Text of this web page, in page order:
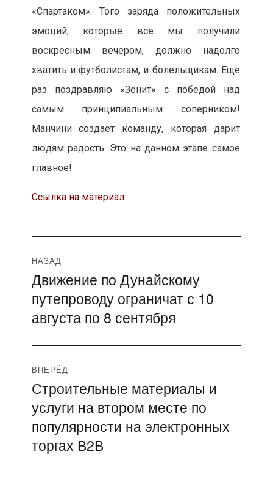
«Спартаком». Того заряда положительных
эмоций, которые все мы получили
воскресным вечером, должно надолго
хватить и футболистам, и болельщикам. Еще
раз поздравляю «Зенит» с победой над
самым принципиальным соперником!
Манчини создает команду, которая дарит
людям радость. Это на данном этапе самое
главное!
Ссылка на материал
Навигация
по
записям
НАЗАД
Предыдущая
запись:
Движение по Дунайскому
путепроводу ограничат с 10
августа по 8 сентября
ВПЕРЁД
Следующая
запись:
Строительные материалы и
услуги на втором месте по
популярности на электронных
торгах В2В